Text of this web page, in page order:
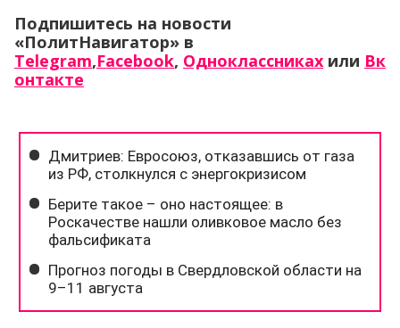
Подпишитесь на новости
«ПолитНавигатор» в
Telegram,Facebook, Одноклассниках или Вк
онтакте